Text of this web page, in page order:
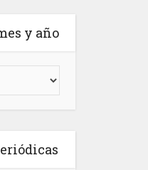
y año